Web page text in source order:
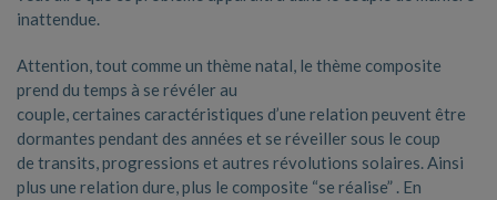
inattendue.
Attention, tout comme un thème natal, le thème composite
prend du temps à se révéler au
couple, certaines caractéristiques d’une relation peuvent être
dormantes pendant des années et se réveiller sous le coup
de transits, progressions et autres révolutions solaires. Ainsi
plus une relation dure, plus le composite “se réalise” . En